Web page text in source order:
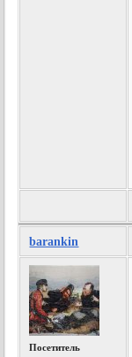
barankin
Посетитель